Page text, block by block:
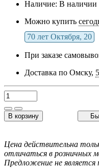
Наличие: В наличии
Можно купить
70 лет Октября, 20
При заказе
Доставка по Омску,
В корзину
Цена действительна
отличаться в розничных
Предложение не является